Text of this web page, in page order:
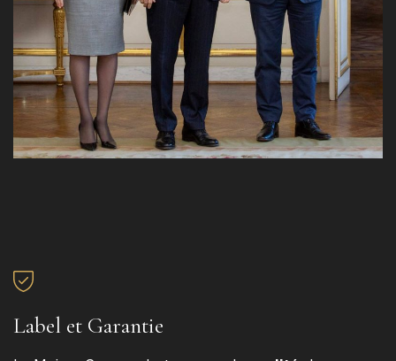
Label et Garantie